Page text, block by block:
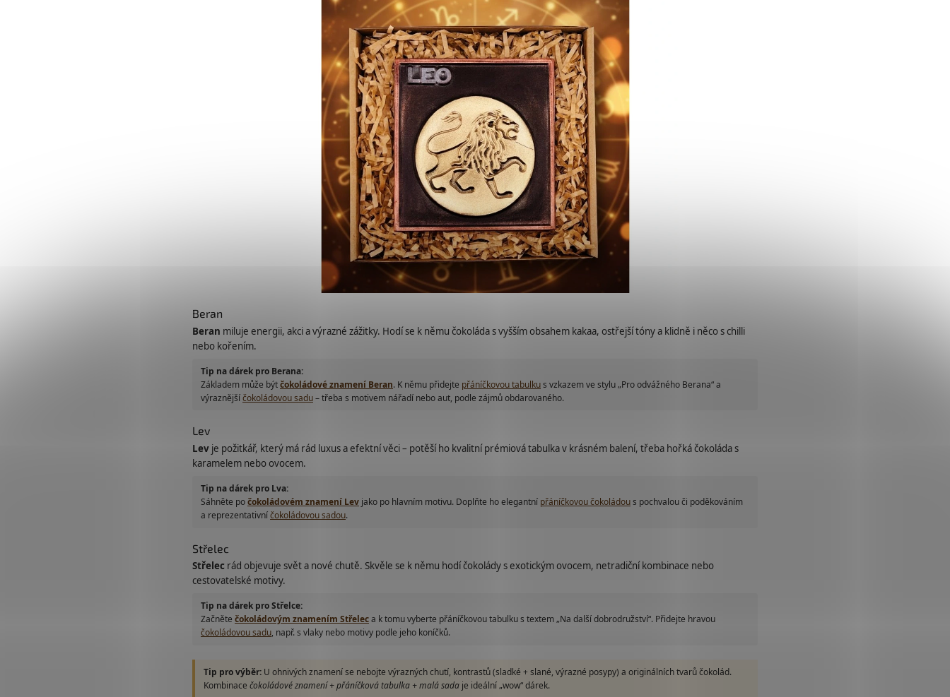
Beran
Beran miluje energii, akci a výrazné zážitky. Hodí se k němu čokoláda s vyšším obsahem kakaa, ostřejší tóny a klidně i něco s chilli
nebo kořením.
Tip na dárek pro Berana:
Základem může býtčokoládové znamení Beran. K němu přidejte přáníčkovou tabulkus vzkazem ve stylu „Pro odvážného Berana“ a
výraznějšíčokoládovou sadu– třeba s motivem nářadí nebo aut, podle zájmů obdarovaného.
Lev
Lev je požitkář, který má rád luxus a efektní věci – potěší ho kvalitní prémiová tabulka v krásném balení, třeba hořká čokoláda s
karamelem nebo ovocem.
Tip na dárek pro Lva:
Sáhněte počokoládovém znamení Lev jako po hlavním motivu. Doplňte ho elegantní přáníčkovou čokoládous pochvalou či poděkováním
a reprezentativníčokoládovou sadou.
Střelec
Střelec rád objevuje svět a nové chutě. Skvěle se k němu hodí čokolády s exotickým ovocem, netradiční kombinace nebo
cestovatelské motivy.
Tip na dárek pro Střelce:
Začněte čokoládovým znamením Střeleca k tomu vyberte přáníčkovou tabulku s textem „Na další dobrodružství“. Přidejte hravou
čokoládovou sadu, např. s vlaky nebo motivy podle jeho koníčků.
Tip pro výběr: U ohnivých znamení se nebojte výrazných chutí, kontrastů (sladké + slané, výrazné posypy) a originálních tvarů čokolád.
Kombinace čokoládové znamení + přáníčková tabulka + malá sada je ideální „wow“ dárek.